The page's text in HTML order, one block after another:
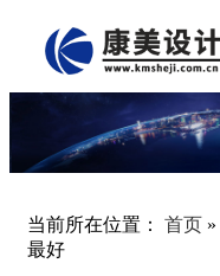
当前所在位置： 首页 »
最好